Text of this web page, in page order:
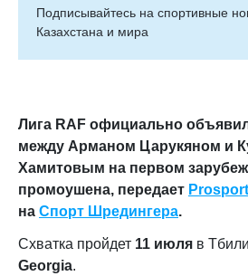
Подписывайтесь на cпортивные
Казахстана и мира
Лига RAF официально
между Арманом Царукяном и
Хамитовым на первом
промоушена, передает
на Спорт Шредингера.
Схватка пройдет 11 июля в
Georgia.